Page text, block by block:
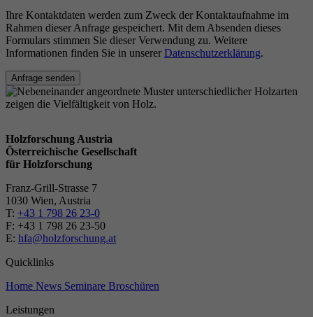
Ihre Kontaktdaten werden zum Zweck der Kontaktaufnahme im
Rahmen dieser Anfrage gespeichert. Mit dem Absenden dieses
Formulars stimmen Sie dieser Verwendung zu. Weitere
Informationen finden Sie in unserer Datenschutzerklärung.
Anfrage senden
Holzforschung Austria
Österreichische Gesellschaft
für Holzforschung
Franz-Grill-Strasse 7
1030 Wien, Austria
T: +43 1 798 26 23-0
​​F: +43 1 798 26 23-50
E: hfa@holzforschung.at
Quicklinks
Home News Seminare Broschüren
Leistungen